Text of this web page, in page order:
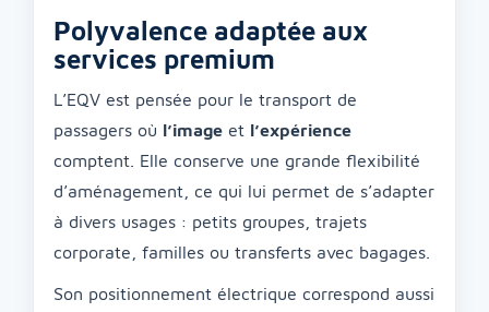
Polyvalence adaptée aux
services premium
L’EQV est pensée pour le transport de
passagers où l’image et l’expérience
comptent. Elle conserve une grande flexibilité
d’aménagement, ce qui lui permet de s’adapter
à divers usages : petits groupes, trajets
corporate, familles ou transferts avec bagages.
Son positionnement électrique correspond aussi